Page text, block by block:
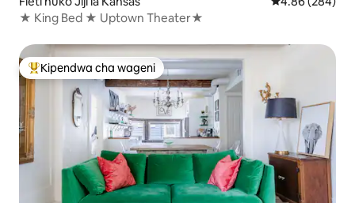
★ King Bed ★ Uptown Theater★
Kipendwa maarufu cha wageni
Kipendwa cha wageni